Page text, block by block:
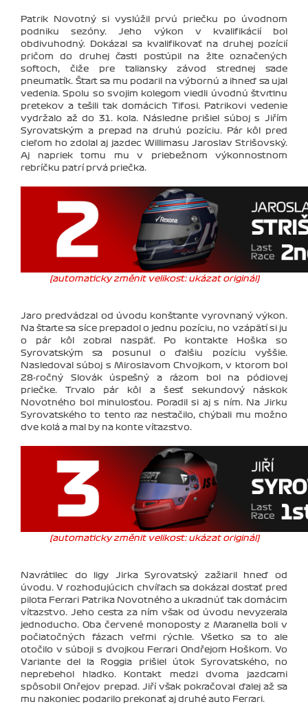
Patrik Novotný si vyslúžil prvú priečku po úvodnom
podniku sezóny. Jeho výkon v kvalifikácií bol
obdivuhodný. Dokázal sa kvalifikovať na druhej pozícií
pričom do druhej časti postúpil na žlte označených
softoch, čiže pre taliansky závod strednej sade
pneumatík. Štart sa mu podaril na výbornú a ihneď sa ujal
vedenia. Spolu so svojim kolegom viedli úvodnú štvrtinu
pretekov a tešili tak domácich Tifosi. Patrikovi vedenie
vydržalo až do 31. kola. Následne prišiel súboj s Jiřím
Syrovatským a prepad na druhú pozíciu. Pár kôl pred
cieľom ho zdolal aj jazdec Willimasu Jaroslav Strišovský.
Aj napriek tomu mu v priebežnom výkonnostnom
rebríčku patrí prvá priečka.
(automaticky změnit velikost: ukázat originál)
Jaro predvádzal od úvodu konštante vyrovnaný výkon.
Na štarte sa síce prepadol o jednu pozíciu, no vzápätí si ju
o pár kôl zobral naspäť. Po kontakte Hoška so
Syrovatským sa posunul o ďalšiu pozíciu vyššie.
Nasledoval súboj s Miroslavom Chvojkom, v ktorom bol
28-ročný Slovák úspešný a rázom bol na pódiovej
priečke. Trvalo pár kôl a šesť sekundový náskok
Novotného bol minulosťou. Poradil si aj s ním. Na Jirku
Syrovatského to tento raz nestačilo, chýbali mu možno
dve kolá a mal by na konte víťazstvo.
(automaticky změnit velikost: ukázat originál)
Navrátilec do ligy Jirka Syrovatský zažiaril hneď od
úvodu. V rozhodujúcich chvíľach sa dokázal dostať pred
pilota Ferrari Patrika Novotného a ukradnúť tak domácim
víťazstvo. Jeho cesta za ním však od úvodu nevyzerala
jednoducho. Oba červené monoposty z Maranella boli v
počiatočných fázach veľmi rýchle. Všetko sa to ale
otočilo v súboji s dvojkou Ferrari Ondřejom Hoškom. Vo
Variante del la Roggia prišiel útok Syrovatského, no
neprebehol hladko. Kontakt medzi dvoma jazdcami
spôsobil Onřejov prepad. Jiří však pokračoval ďalej až sa
mu nakoniec podarilo prekonať aj druhé auto Ferrari.